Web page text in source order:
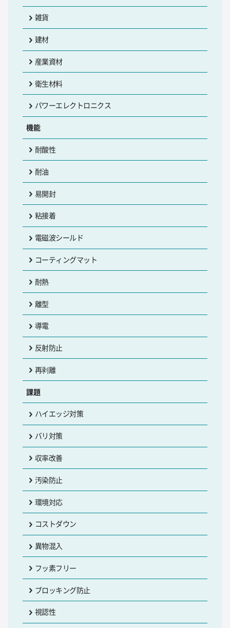
雑貨
建材
産業資材
衛生材料
パワーエレクトロニクス
機能
耐酸性
耐油
易開封
粘接着
電磁波シールド
コーティングマット
耐熱
離型
導電
反射防止
再剥離
課題
ハイエッジ対策
バリ対策
収率改善
汚染防止
環境対応
コストダウン
異物混入
フッ素フリー
ブロッキング防止
視認性